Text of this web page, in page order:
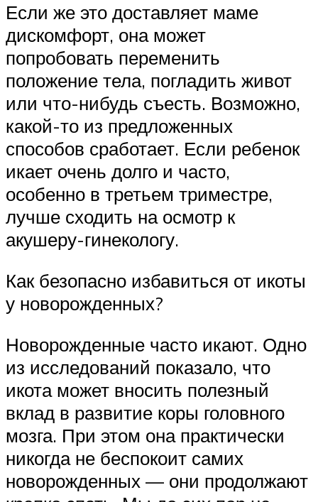
Если же это доставляет маме
дискомфорт, она может
попробовать переменить
положение тела, погладить живот
или что-нибудь съесть. Возможно,
какой-то из предложенных
способов сработает. Если ребенок
икает очень долго и часто,
особенно в третьем триместре,
лучше сходить на осмотр к
акушеру-гинекологу.
Как безопасно избавиться от икоты
у новорожденных?
Новорожденные часто икают. Одно
из исследований показало, что
икота может вносить полезный
вклад в развитие коры головного
мозга. При этом она практически
никогда не беспокоит самих
новорожденных — они продолжают